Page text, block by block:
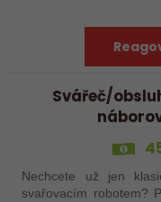
Svářeč/
Nechcete už jen
svařovacím robotem?